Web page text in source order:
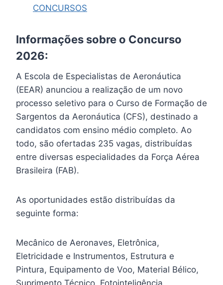
CONCURSOS
Informações sobre o Concurso
2026:
A Escola de Especialistas de Aeronáutica
(EEAR) anunciou a realização de um novo
processo seletivo para o Curso de Formação de
Sargentos da Aeronáutica (CFS), destinado a
candidatos com ensino médio completo. Ao
todo, são ofertadas 235 vagas, distribuídas
entre diversas especialidades da Força Aérea
Brasileira (FAB).
As oportunidades estão distribuídas da
seguinte forma:
Mecânico de Aeronaves, Eletrônica,
Eletricidade e Instrumentos, Estrutura e
Pintura, Equipamento de Voo, Material Bélico,
Suprimento Técnico, Fotointeligência,